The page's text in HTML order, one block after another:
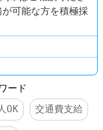
可能な方を積極採
ード
OK 交通費支給